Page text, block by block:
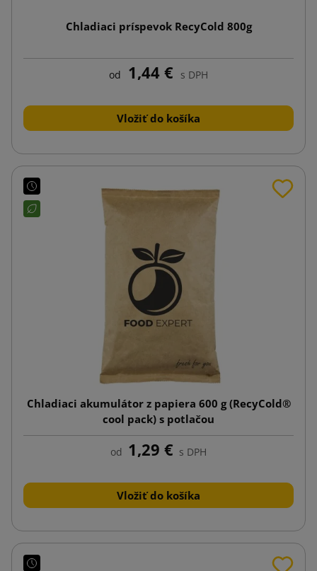
Chladiaci príspevok RecyCold 800g
od 1,44 € s DPH
Vložiť do košíka
Chladiaci akumulátor z papiera 600 g (RecyCold®
cool pack) s potlačou
od 1,29 € s DPH
Vložiť do košíka